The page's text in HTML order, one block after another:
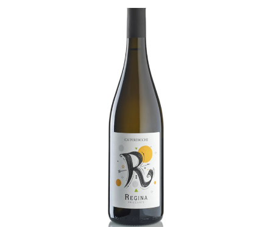
Regina di Levante
READ MORE